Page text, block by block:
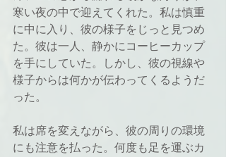
寒い夜の中で迎えてくれた。私は慎重
に中に入り、彼の様子をじっと見つめ
た。彼は一人、静かにコーヒーカップ
を手にしていた。しかし、彼の視線や
様子からは何かが伝わってくるようだ
った。
私は席を変えながら、彼の周りの環境
にも注意を払った。何度も足を運ぶカ